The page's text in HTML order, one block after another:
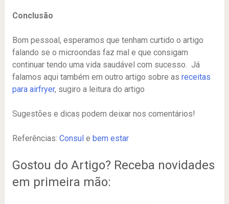
Conclusão
Bom pessoal, esperamos que tenham curtido o artigo
falando se o microondas faz mal e que consigam
continuar tendo uma vida saudável com sucesso. Já
falamos aqui também em outro artigo sobre as receitas
para airfryer, sugiro a leitura do artigo
Sugestões e dicas podem deixar nos comentários!
Referências: Consule bem estar
Gostou do Artigo? Receba novidades
em primeira mão: